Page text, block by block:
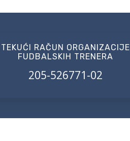
TEKUĆI RAČUN ORGANIZACIJE
FUDBALSKIH TRENERA
205-526771-02